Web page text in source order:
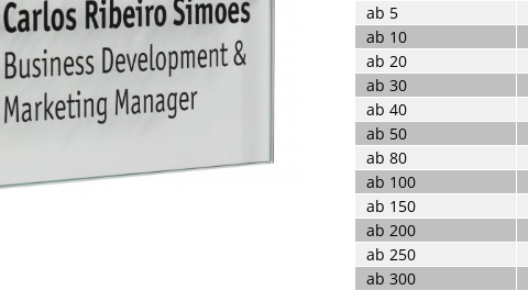
ab 5
ab 10
ab 20
ab 30
ab 40
ab 50
ab 80
ab 100
ab 150
ab 200
ab 250
ab 300